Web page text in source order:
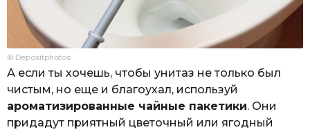
© Depositphotos
А если ты хочешь, чтобы унитаз не только был
чистым, но еще и благоухал, используй
ароматизированные чайные пакетики. Они
придадут приятный цветочный или ягодный